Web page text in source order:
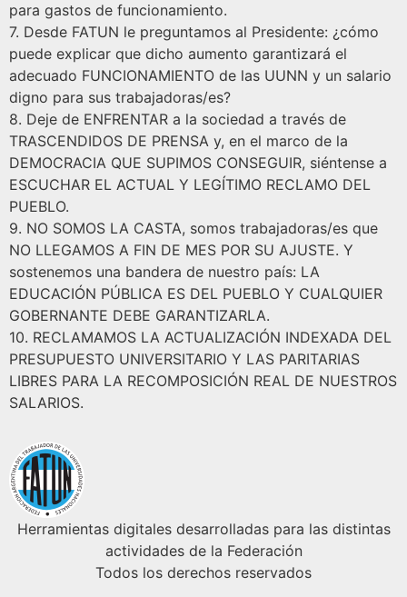
para gastos de funcionamiento.
7.⁠ ⁠Desde FATUN le preguntamos al Presidente: ¿cómo
puede explicar que dicho aumento garantizará el
adecuado FUNCIONAMIENTO de las UUNN y un salario
digno para sus trabajadoras/es?
8.⁠ ⁠Deje de ENFRENTAR a la sociedad a través de
TRASCENDIDOS DE PRENSA y, en el marco de la
DEMOCRACIA QUE SUPIMOS CONSEGUIR, siéntense a
ESCUCHAR EL ACTUAL Y LEGÍTIMO RECLAMO DEL
PUEBLO.
9.⁠ ⁠NO SOMOS LA CASTA, somos trabajadoras/es que
NO LLEGAMOS A FIN DE MES POR SU AJUSTE. Y
sostenemos una bandera de nuestro país: LA
EDUCACIÓN PÚBLICA ES DEL PUEBLO Y CUALQUIER
GOBERNANTE DEBE GARANTIZARLA.
10.⁠ RECLAMAMOS LA ACTUALIZACIÓN INDEXADA DEL
PRESUPUESTO UNIVERSITARIO Y LAS PARITARIAS
LIBRES PARA LA RECOMPOSICIÓN REAL DE NUESTROS
SALARIOS.
Herramientas digitales desarrolladas para las distintas
actividades de la Federación
Todos los derechos reservados